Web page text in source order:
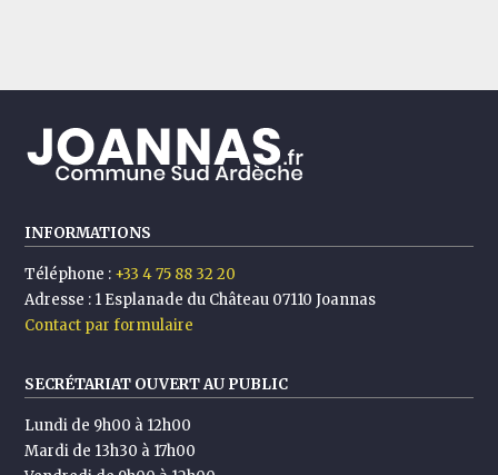
INFORMATIONS
Téléphone : +33 4 75 88 32 20
Adresse : 1 Esplanade du Château 07110 Joannas
Contact par formulaire
SECRÉTARIAT OUVERT AU PUBLIC
Lundi de 9h00 à 12h00
Mardi de 13h30 à 17h00